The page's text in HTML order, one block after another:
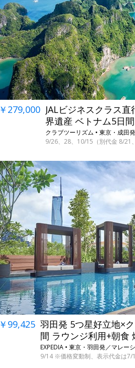
￥279,000 JALビジネスクラス
界遺産 ベトナム5日
クラブツーリズム • 東京・成田
9/26、28、10/15（別代金 8/21
→
￥99,425 羽田発 5つ星好立地×
間 ラウンジ利用+朝食
EXPEDIA • 東京・羽田発／マレー
9/14 ※価格変動制、表示代金は7/